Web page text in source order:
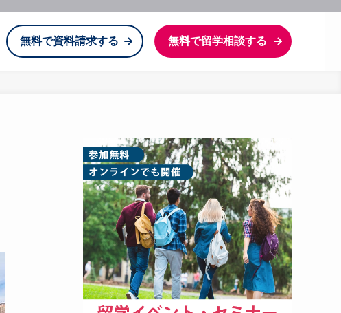
無料で資料請求する 無料で留学相談する